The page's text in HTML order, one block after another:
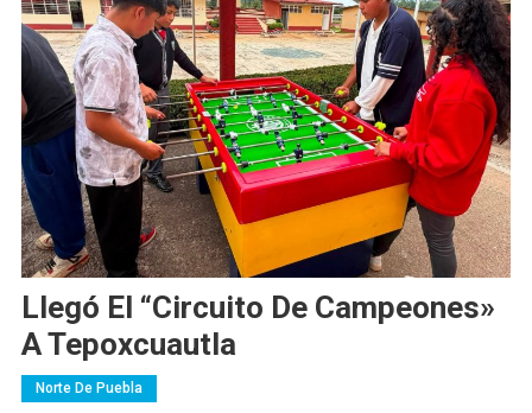
Llegó El “Circuito De Campeones»
A Tepoxcuautla
Norte De Puebla